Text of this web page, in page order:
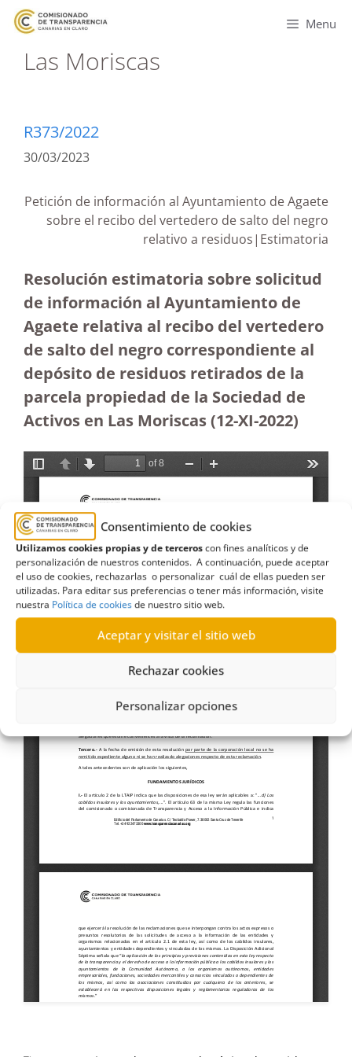
Consentimiento de cookies
Utilizamos cookies propias y de terceroscon fines analíticos y de
personalización de nuestros contenidos. A continuación, puede aceptar
el uso de cookies, rechazarlas o personalizar cuál de ellas pueden ser
utilizadas. Para editar sus preferencias o tener más información, visite
nuestra Política de cookiesde nuestro sitio web.
Aceptar y visitar el sitio web
Rechazar cookies
Personalizar opciones
Menu
Las Moriscas
R373/2022
30/03/2023
Petición de información al Ayuntamiento de Agaete
sobre el recibo del vertedero de salto del negro
relativo a residuos|Estimatoria
Resolución estimatoria sobre solicitud
de información al Ayuntamiento de
Agaete relativa al recibo del vertedero
de salto del negro correspondiente al
depósito de residuos retirados de la
parcela propiedad de la Sociedad de
Activos en Las Moriscas (12-XI-2022)